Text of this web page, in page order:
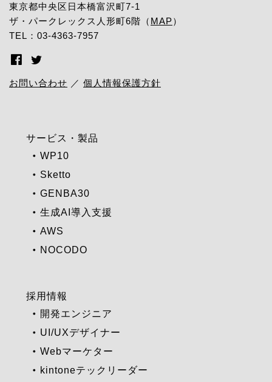
東京都中央区日本橋富沢町7-1
ザ・パークレックス人形町6階（ MAP）
TEL：03-4363-7957
お問い合わせ ／ 個人情報保護方針
サービス・製品
WP10
Sketto
GENBA30
生成AI導入支援
AWS
NOCODO
採用情報
開発エンジニア
UI/UXデザイナー
Webマーケター
kintoneテックリーダー